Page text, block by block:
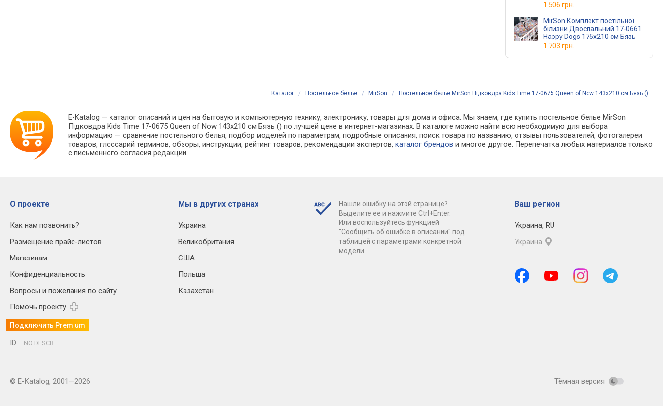
1 506 грн.
MirSon Комплект постільної
білизни Двоспальний 17-0661
Happy Dogs 175х210 см Бязь
1 703 грн.
Каталог / Постельное белье / MirSon / Постельное белье MirSon Підковдра Kids Time 17-0675 Queen of Now 143х210 см Бязь ()
E-Katalog — каталог описаний и цен на бытовую и компьютерную технику, электронику, товары для дома и офиса. Мы знаем, где купить постельное белье MirSon
Підковдра Kids Time 17-0675 Queen of Now 143х210 см Бязь () по лучшей цене в интернет-магазинах. В каталоге можно найти всю необходимую для выбора
информацию — сравнение постельного белья, подбор моделей по параметрам, подробные описания, поиск товара по названию, отзывы пользователей, фотогалереи
товаров, глоссарий терминов, обзоры, инструкции, рейтинг товаров, рекомендации экспертов,каталог брендов и многое другое. Перепечатка любых материалов только
с письменного согласия редакции.
О проекте
Как нам позвонить?
Размещение прайс-листов
Магазинам
Конфиденциальность
Вопросы и пожелания по сайту
Помочь проекту
Подключить Premium
Мы в других странах
Украина
Великобритания
США
Польша
Казахстан
Нашли ошибку на этой странице?
Выделите ее и нажмите Ctrl+Enter.
Или воспользуйтесь функцией
"Сообщить об ошибке в описании" под
таблицей с параметрами конкретной
модели.
Ваш регион
Украина, RU
Украина
ID NO DESCR
© E-Katalog, 2001—2026 Тёмная версия